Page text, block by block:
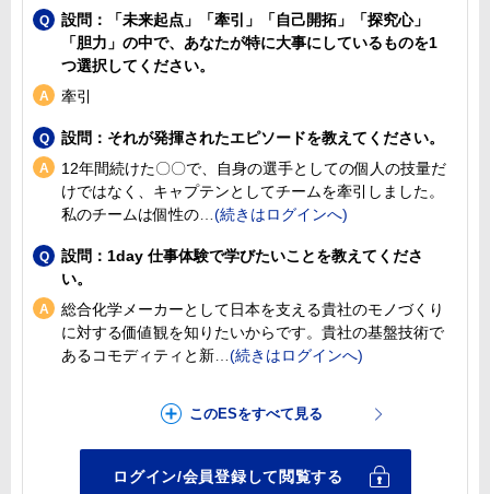
設問：「未来起点」「牽引」「自己開拓」「探究心」
「胆力」の中で、あなたが特に大事にしているものを1
つ選択してください。
牽引
設問：それが発揮されたエピソードを教えてください。
12年間続けた〇〇で、自身の選手としての個人の技量だ
けではなく、キャプテンとしてチームを牽引しました。
私のチームは個性の
設問：1day 仕事体験で学びたいことを教えてくださ
い。
総合化学メーカーとして日本を支える貴社のモノづくり
に対する価値観を知りたいからです。貴社の基盤技術で
あるコモディティと新